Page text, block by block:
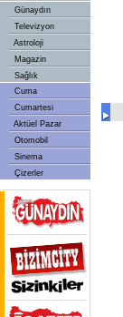
Günaydın
Televizyon
Astroloji
Magazin
Sağlık
Cuma
Cumartesi
Aktüel Pazar
Otomobil
Sinema
Çizerler